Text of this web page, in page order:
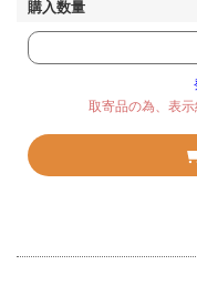
取寄品の為、表